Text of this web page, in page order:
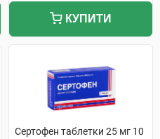
КУПИТИ
Сертофен таблетки 25 мг 10